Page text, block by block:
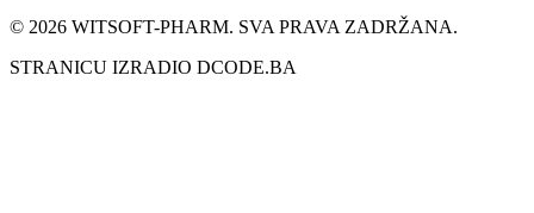
© 2026 WITSOFT-PHARM. SVA PRAVA ZADRŽANA.
STRANICU IZRADIO DCODE.BA